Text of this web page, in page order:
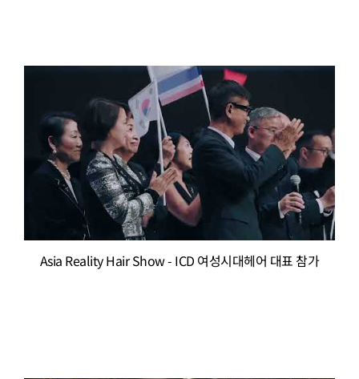
Asia Reality Hair Show - ICD 여성시대헤어 대표 참가